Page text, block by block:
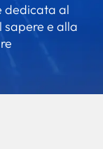
dedicata al
sapere e alla